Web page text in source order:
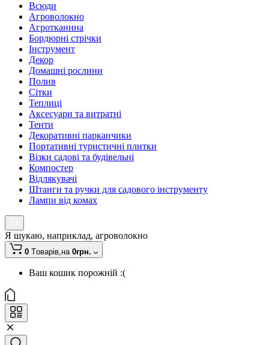
Всюди
Агроволокно
Агротканина
Бордюрні стрічки
Інструмент
Декор
Домашні рослини
Полив
Сітки
Теплиці
Аксесуари та витратні
Тенти
Декоративні парканчики
Портативні туристичні плитки
Візки садові та будівельні
Компостер
Відлякувачі
Штанги та ручки для садового інструменту
Лампи від комах
Я шукаю, наприклад, агроволокно
0 Tоварів,на 0грн.
Ваш кошик порожній :(